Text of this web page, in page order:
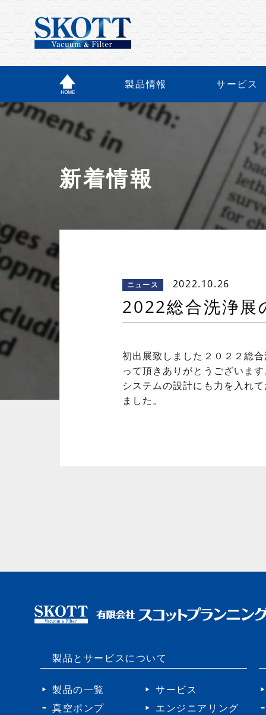
製品情報 サービス
新着情報
ニュース 2022.10.26
2022総合洗浄展
初出展致しました２０２２総
って頂きありがとうございま
システムの設計にも力を入れ
ました。
製品とサービスについて
製品の一覧
真空ポンプ
サービス
エンジニアリング